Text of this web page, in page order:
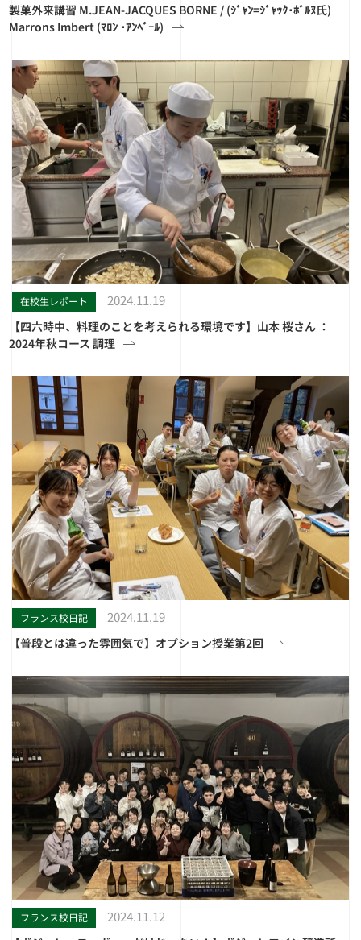
製菓外来講習 M.JEAN-JACQUES BORNE / (ｼﾞｬﾝ=ｼﾞｬｯｸ･ﾎﾞﾙﾇ氏)
Marrons Imbert (ﾏﾛﾝ ･ｱﾝﾍﾞｰﾙ)
在校生レポート 2024.11.19
【四六時中、料理のことを考えられる環境です】山本 桜さん ：
2024年秋コース 調理
フランス校日記 2024.11.19
【普段とは違った雰囲気で】オプション授業第2回
フランス校日記 2024.11.12